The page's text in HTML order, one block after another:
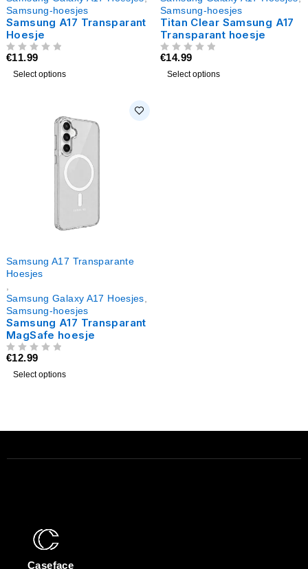
Samsung-hoesjes
Samsung A17 Transparant
Hoesje
€11.99
Select options
Samsung-hoesjes
Titan Clear Samsung A17
Transparant hoesje
€14.99
Select options
Samsung A17 Transparante
Hoesjes
Samsung Galaxy A17 Hoesjes
Samsung-hoesjes
Samsung A17 Transparant
MagSafe hoesje
€12.99
Select options
Caseface